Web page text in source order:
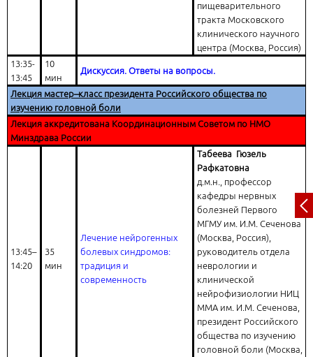
пищеварительного
тракта Московского
клинического научного
центра (Москва, Россия)
13:35-
13:45
10
мин
Дискуссия. Ответы на вопросы.
Лекция мастер–класс президента Российского общества по
изучению головной боли
Лекция аккредитована Координационным Советом по НМО
Минздрава России
13:45–
14:20
35
мин
Лечение нейрогенных
болевых синдромов:
традиция и
современность
Табеева Гюзель
Рафкатовна
д.м.н., профессор
кафедры нервных
болезней Первого
МГМУ им. И.М. Сеченова
(Москва, Россия),
руководитель отдела
неврологии и
клинической
нейрофизиологии НИЦ
ММА им. И.М. Сеченова,
президент Российского
общества по изучению
головной боли (Москва,